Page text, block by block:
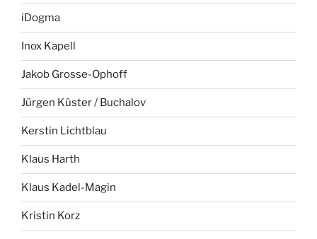
iDogma
Inox Kapell
Jakob Grosse-Ophoff
Jürgen Küster / Buchalov
Kerstin Lichtblau
Klaus Harth
Klaus Kadel-Magin
Kristin Korz